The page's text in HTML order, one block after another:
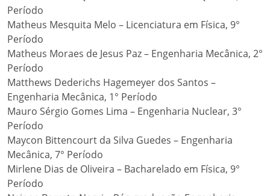
Período
Matheus Mesquita Melo – Licenciatura em Física, 9°
Período
Matheus Moraes de Jesus Paz – Engenharia Mecânica, 2°
Período
Matthews Dederichs Hagemeyer dos Santos –
Engenharia Mecânica, 1° Período
Mauro Sérgio Gomes Lima – Engenharia Nuclear, 3°
Período
Maycon Bittencourt da Silva Guedes – Engenharia
Mecânica, 7° Período
Mirlene Dias de Oliveira – Bacharelado em Física, 9°
Período